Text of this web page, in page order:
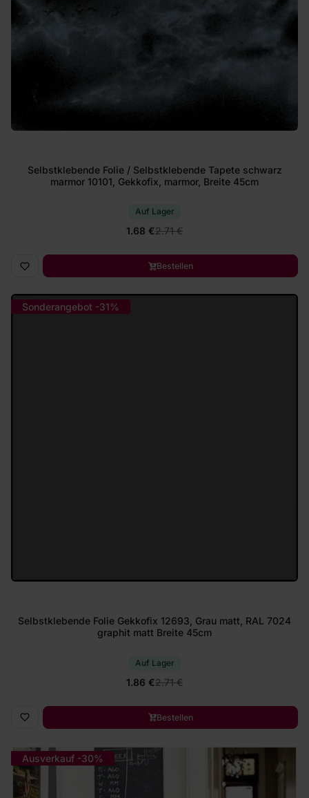
Selbstklebende Folie / Selbstklebende Tapete schwarz
marmor 10101, Gekkofix, marmor, Breite 45cm
Auf Lager
1.68 €2.71 €
Bestellen
Sonderangebot -31%
Selbstklebende Folie Gekkofix 12693, Grau matt, RAL 7024
graphit matt Breite 45cm
Auf Lager
1.86 €2.71 €
Bestellen
Ausverkauf -30%